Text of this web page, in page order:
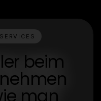
beim
man